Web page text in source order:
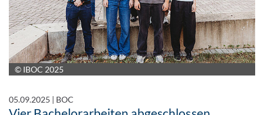
© IBOC 2025
05.09.2025 | BOC